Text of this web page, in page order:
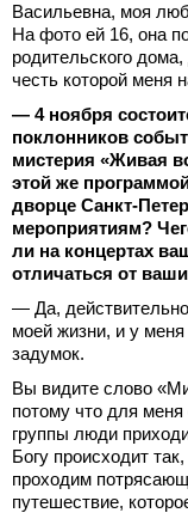
Васильевна, моя
На фото ей 16, она
родительского
честь которой меня
— 4 ноября
поклонников
мистерия «Живая
этой же
дворце Санкт-
мероприятиям?
ли на концертах
отличаться от
— Да,
моей жизни, и у
задумок.
Вы видите слово
потому что для
группы люди
Богу происходит
проходим
путешествие,